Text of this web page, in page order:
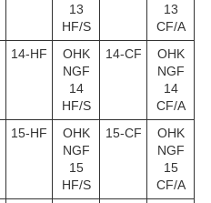
13
HF/S
13
CF/A
14-HF
OHK
NGF
14
HF/S
14-CF
OHK
NGF
14
CF/A
15-HF
OHK
NGF
15
HF/S
15-CF
OHK
NGF
15
CF/A